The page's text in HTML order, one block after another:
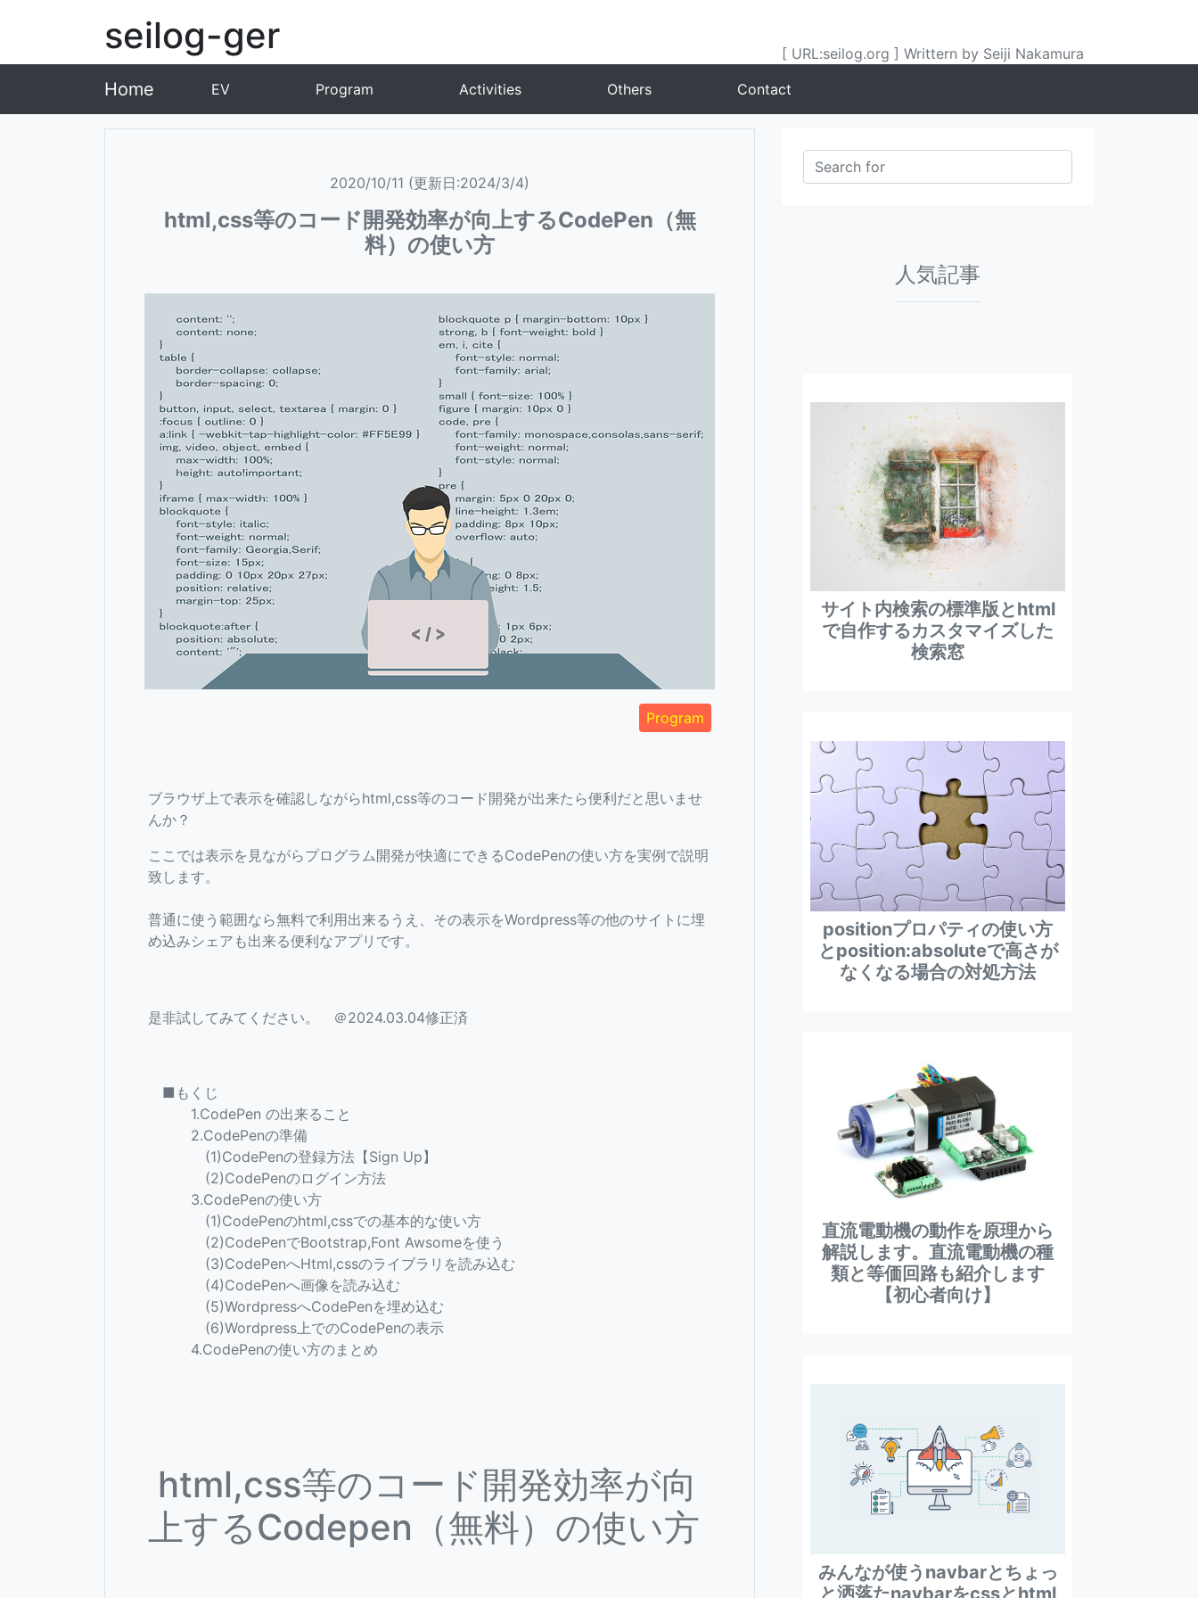
seilog-ger [ URL:seilog.org ] Writtern by Seiji Nakamura
Home EV Program Activities Others Contact
2020/10/11 (更新日:2024/3/4)
html,css等のコード開発効率が向上するCodePen（無
料）の使い方
Program
ブラウザ上で表示を確認しながらhtml,css等のコード開発が出来たら便利だと思いませ
んか？
ここでは表示を見ながらプログラム開発が快適にできるCodePenの使い方を実例で説明
致します。
普通に使う範囲なら無料で利用出来るうえ、その表示をWordpress等の他のサイトに埋
め込みシェアも出来る便利なアプリです。
是非試してみてください。 ＠2024.03.04修正済
■もくじ
1.CodePen の出来ること
2.CodePenの準備
(1)CodePenの登録方法【Sign Up】
(2)CodePenのログイン方法
3.CodePenの使い方
(1)CodePenのhtml,cssでの基本的な使い方
(2)CodePenでBootstrap,Font Awsomeを使う
(3)CodePenへHtml,cssのライブラリを読み込む
(4)CodePenへ画像を読み込む
(5)WordpressへCodePenを埋め込む
(6)Wordpress上でのCodePenの表示
4.CodePenの使い方のまとめ
html,css等のコード開発効率が向
上するCodepen（無料）の使い方
人気記事
サイト内検索の標準版とhtml
で自作するカスタマイズした
検索窓
positionプロパティの使い方
とposition:absoluteで高さが
なくなる場合の対処方法
直流電動機の動作を原理から
解説します。直流電動機の種
類と等価回路も紹介します
【初心者向け】
みんなが使うnavbarとちょっ
と洒落たnavbarをcssとhtml